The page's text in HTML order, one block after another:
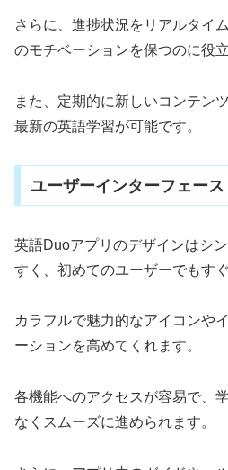
さらに、進捗状況をリアルタイ
のモチベーションを保つのに役立
また、定期的に新しいコンテン
最新の英語学習が可能です。
ユーザーインターフェース
英語Duoアプリのデザインはシ
すく、初めてのユーザーでもす
カラフルで魅力的なアイコンや
ーションを高めてくれます。
各機能へのアクセスが容易で、
なくスムーズに進められます。